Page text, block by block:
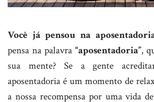
Você já pensou na
pensa na palavra “aposentadoria”,
sua mente? Se a gente
aposentadoria é um momento de
a nossa recompensa por uma vida